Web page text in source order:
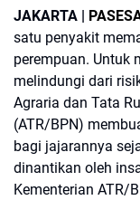
JAKARTA |
satu penyakit
perempuan. Untuk
melindungi dari
Agraria dan Tata
(ATR/BPN)
bagi jajarannya
dinantikan oleh
Kementerian ATR/